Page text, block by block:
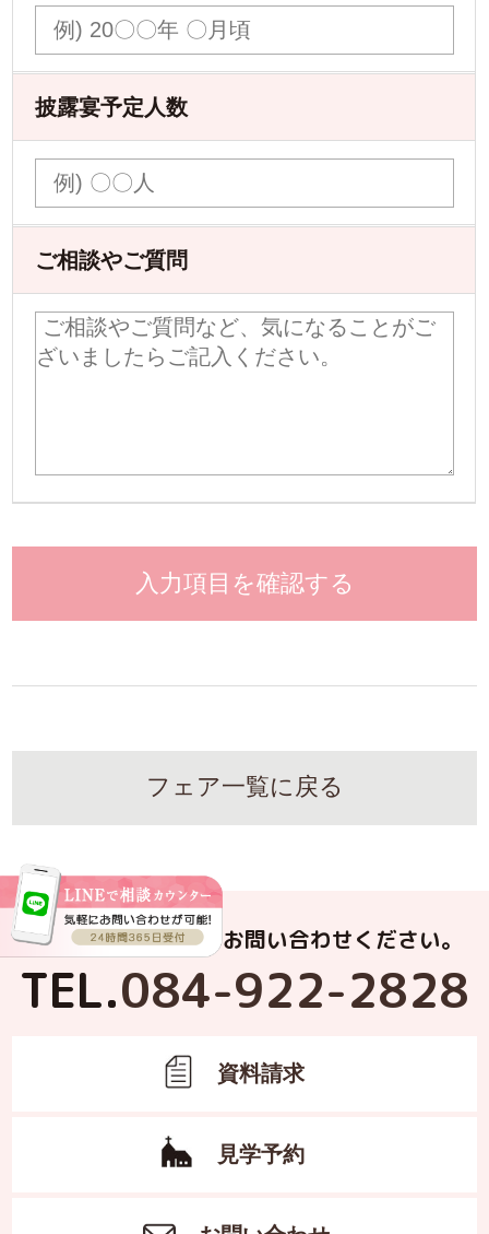
披露宴予定人数
ご相談やご質問
入力項目を確認する
フェア一覧に戻る
お電話でもお気軽にお問い合わせください。
TEL.084-922-2828
資料請求
見学予約